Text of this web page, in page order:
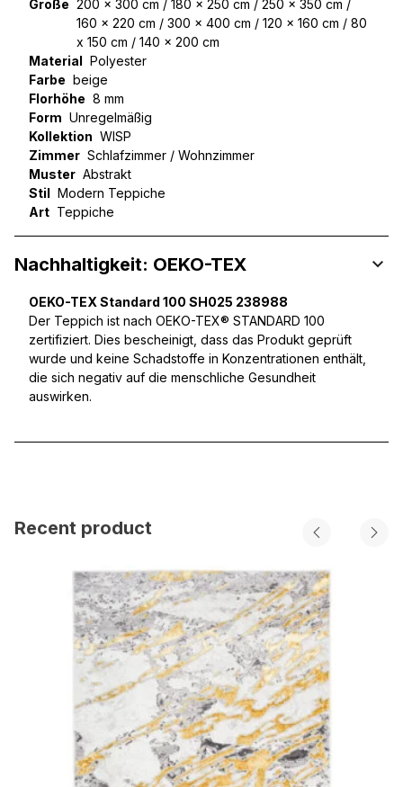
Größe 200 x 300 cm / 180 x 250 cm / 250 x 350 cm /
160 x 220 cm / 300 x 400 cm / 120 x 160 cm / 80
x 150 cm / 140 x 200 cm
Material Polyester
Farbe beige
Florhöhe 8 mm
Form Unregelmäßig
Kollektion WISP
Zimmer Schlafzimmer / Wohnzimmer
Muster Abstrakt
Stil Modern Teppiche
Art Teppiche
Nachhaltigkeit: OEKO-TEX
OEKO-TEX Standard 100 SH025 238988
Der Teppich ist nach OEKO-TEX® STANDARD 100
zertifiziert. Dies bescheinigt, dass das Produkt geprüft
wurde und keine Schadstoffe in Konzentrationen enthält,
die sich negativ auf die menschliche Gesundheit
auswirken.
Recent product